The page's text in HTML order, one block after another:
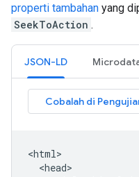
properti tambahan yang
SeekToAction .
JSON-LD
<html>
  <head>